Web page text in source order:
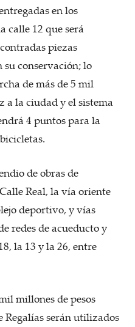
en los
calle 12 que será
piezas
conservación; lo
de más de 5 mil
la ciudad y el sistema
4 puntos para la
de obras de
Real, la vía oriente
deportivo, y vías
redes de acueducto y
la 13 y la 26, entre
millones de pesos
Regalías serán utilizados